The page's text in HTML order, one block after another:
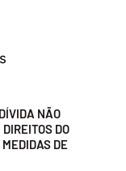
NÃO
DO
DE